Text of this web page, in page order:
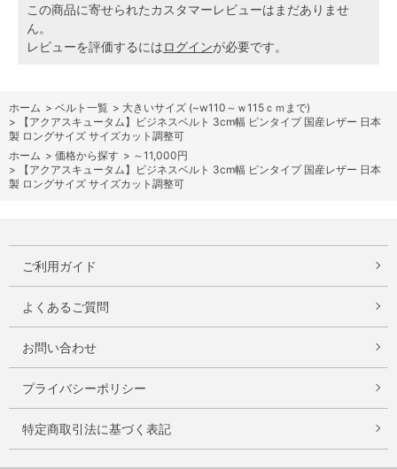
この商品に寄せられたカスタマーレビューはまだありませ
ん。
レビューを評価するにはログインが必要です。
ホーム > ベルト一覧 > 大きいサイズ (~w110～ｗ115ｃｍまで)
>
【アクアスキュータム】ビジネスベルト 3cm幅 ピンタイプ 国産レザー 日本
製 ロングサイズ サイズカット調整可
ホーム > 価格から探す > ～11,000円
>
【アクアスキュータム】ビジネスベルト 3cm幅 ピンタイプ 国産レザー 日本
製 ロングサイズ サイズカット調整可
ご利用ガイド
よくあるご質問
お問い合わせ
プライバシーポリシー
特定商取引法に基づく表記